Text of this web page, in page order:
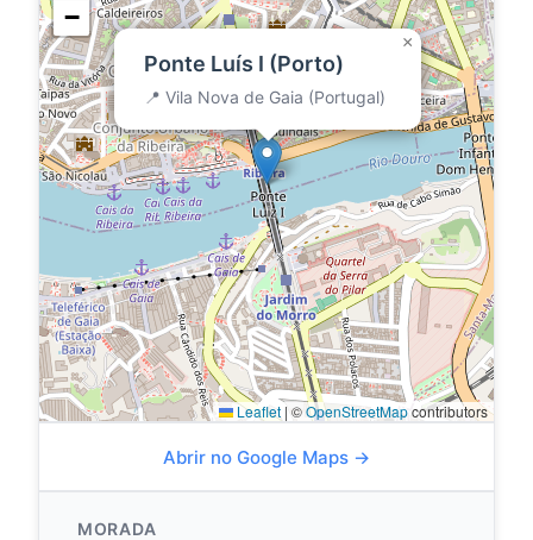
Ponte Luís I (Porto)
📍 Vila Nova de Gaia (Portugal)
×
−
Leaflet | ©OpenStreetMapcontributors
Abrir no Google Maps →
MORADA